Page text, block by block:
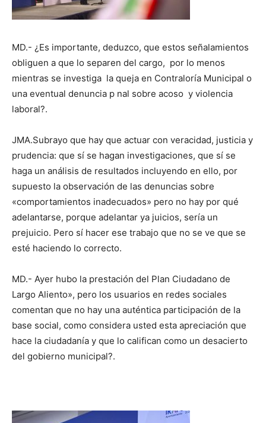
MD.- ¿Es importante, deduzco, que estos señalamientos
obliguen a que lo separen del cargo, por lo menos
mientras se investiga la queja en Contraloría Municipal o
una eventual denuncia p nal sobre acoso y violencia
laboral?.
JMA.Subrayo que hay que actuar con veracidad, justicia y
prudencia: que sí se hagan investigaciones, que sí se
haga un análisis de resultados incluyendo en ello, por
supuesto la observación de las denuncias sobre
«comportamientos inadecuados» pero no hay por qué
adelantarse, porque adelantar ya juicios, sería un
prejuicio. Pero sí hacer ese trabajo que no se ve que se
esté haciendo lo correcto.
MD.- Ayer hubo la prestación del Plan Ciudadano de
Largo Aliento», pero los usuarios en redes sociales
comentan que no hay una auténtica participación de la
base social, como considera usted esta apreciación que
hace la ciudadanía y que lo califican como un desacierto
del gobierno municipal?.